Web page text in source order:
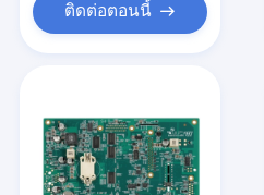
ติดต่อตอนนี้